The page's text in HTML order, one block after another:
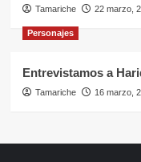
Tamariche 22 marzo,
Personajes
Entrevistamos a
Tamariche 16 marzo,